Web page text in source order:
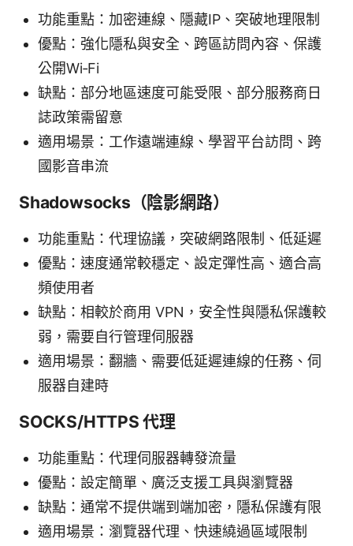
功能重點：加密連線、隱藏IP、突破地理限制
優點：強化隱私與安全、跨區訪問內容、保護
公開Wi‑Fi
缺點：部分地區速度可能受限、部分服務商日
誌政策需留意
適用場景：工作遠端連線、學習平台訪問、跨
國影音串流
Shadowsocks（陰影網路）
功能重點：代理協議，突破網路限制、低延遲
優點：速度通常較穩定、設定彈性高、適合高
頻使用者
缺點：相較於商用 VPN，安全性與隱私保護較
弱，需要自行管理伺服器
適用場景：翻牆、需要低延遲連線的任務、伺
服器自建時
SOCKS/HTTPS 代理
功能重點：代理伺服器轉發流量
優點：設定簡單、廣泛支援工具與瀏覽器
缺點：通常不提供端到端加密，隱私保護有限
適用場景：瀏覽器代理、快速繞過區域限制